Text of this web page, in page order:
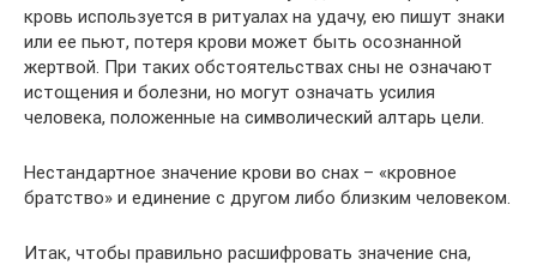
кровь используется в ритуалах на удачу, ею пишут знаки
или ее пьют, потеря крови может быть осознанной
жертвой. При таких обстоятельствах сны не означают
истощения и болезни, но могут означать усилия
человека, положенные на символический алтарь цели.
Нестандартное значение крови во снах – «кровное
братство» и единение с другом либо близким человеком.
Итак, чтобы правильно расшифровать значение сна,